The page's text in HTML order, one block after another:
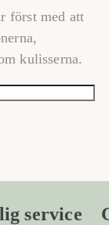
först med att
kulisserna.
service